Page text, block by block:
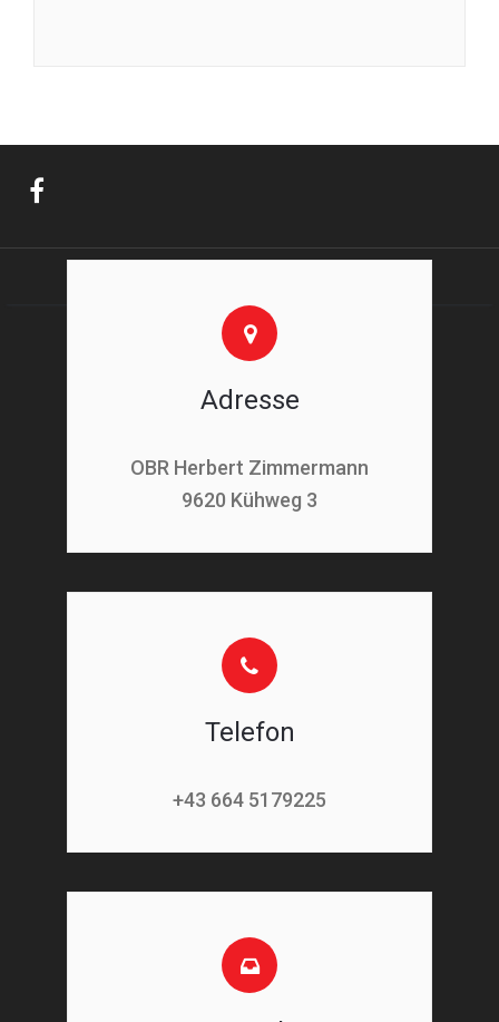
Adresse
OBR Herbert Zimmermann
9620 Kühweg 3
Telefon
+43 664 5179225